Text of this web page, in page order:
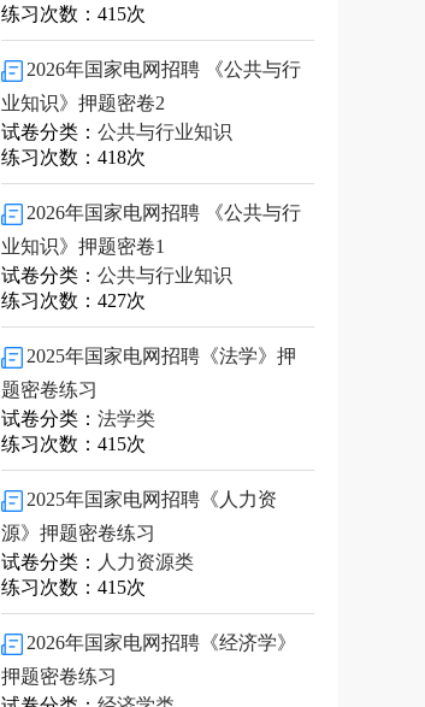
练习次数：415次
2026年国家电网招聘 《公共与行
业知识》押题密卷2
试卷分类： 公共与行业知识
练习次数：418次
2026年国家电网招聘 《公共与行
业知识》押题密卷1
试卷分类： 公共与行业知识
练习次数：427次
2025年国家电网招聘《法学》押
题密卷练习
试卷分类： 法学类
练习次数：415次
2025年国家电网招聘《人力资
源》押题密卷练习
试卷分类：
人力资源类
练习次数：415次
2026年国家电网招聘《经济学》
押题密卷练习